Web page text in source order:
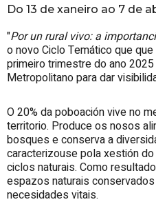
Do 13 de xaneiro ao 7 de
"Por un rural vivo: a
o novo Ciclo Temático que
primeiro trimestre do ano
Metropolitano para dar
O 20% da poboación vive no
territorio. Produce os nosos
bosques e conserva a
caracterizouse pola xestión
ciclos naturais. Como
espazos naturais
necesidades vitais.